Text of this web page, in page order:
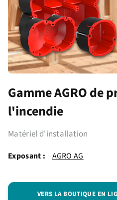
Gamme AGRO de
l'incendie
Matériel d'installation
Exposant : AGRO AG
VERS LA BOUTIQUE EN